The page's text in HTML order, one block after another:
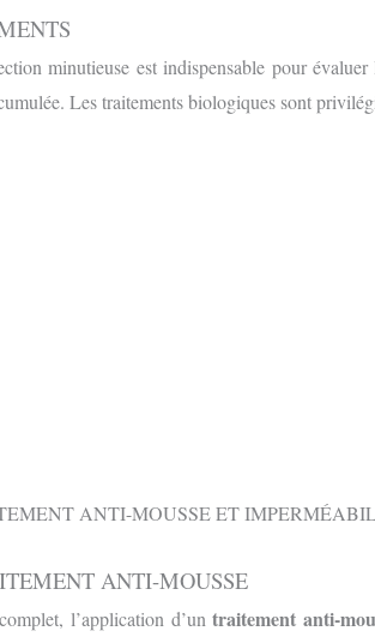
minutieuse est indispensable pour
Les traitements biologiques sont
ANTI-MOUSSE ET
ANTI-MOUSSE
complet, l’application d’untraitement anti-